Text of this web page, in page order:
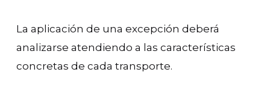
La aplicación de una excepción deberá
analizarse atendiendo a las características
concretas de cada transporte.